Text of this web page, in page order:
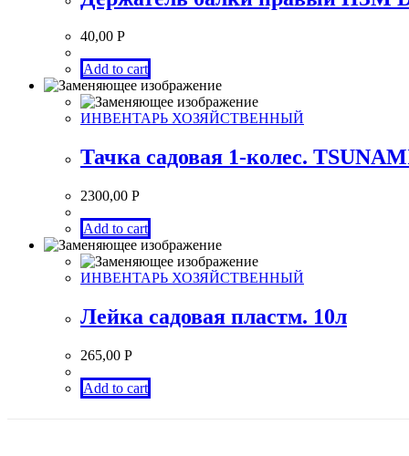
40,00 Р
Add to cart
ИНВЕНТАРЬ ХОЗЯЙСТВЕННЫЙ
Тачка садовая 1-колес.
2300,00 Р
Add to cart
ИНВЕНТАРЬ ХОЗЯЙСТВЕННЫЙ
Лейка садовая пластм. 10л
265,00 Р
Add to cart